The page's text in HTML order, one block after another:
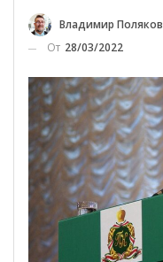
Владимир Поляков
От 28/03/2022